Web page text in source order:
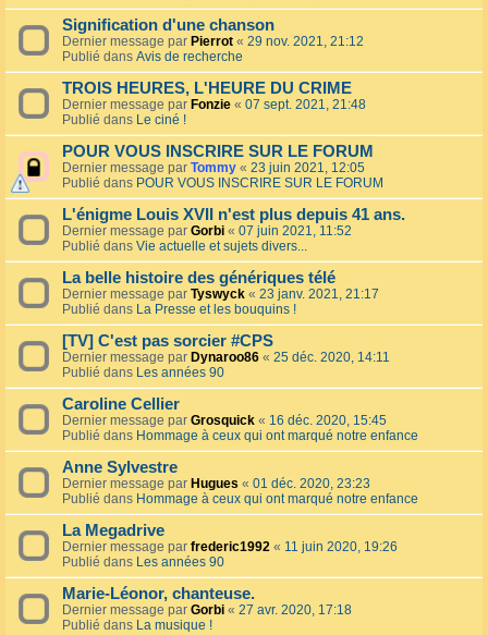
Signification d'une chanson
Dernier message par Pierrot « 29 nov. 2021, 21:12
Publié dans Avis de recherche
TROIS HEURES, L'HEURE DU CRIME
Dernier message par Fonzie « 07 sept. 2021, 21:48
Publié dans Le ciné !
POUR VOUS INSCRIRE SUR LE FORUM
Dernier message par Tommy « 23 juin 2021, 12:05
Publié dans POUR VOUS INSCRIRE SUR LE FORUM
L'énigme Louis XVII n'est plus depuis 41 ans.
Dernier message par Gorbi « 07 juin 2021, 11:52
Publié dans Vie actuelle et sujets divers...
La belle histoire des génériques télé
Dernier message par Tyswyck « 23 janv. 2021, 21:17
Publié dans La Presse et les bouquins !
[TV] C'est pas sorcier #CPS
Dernier message par Dynaroo86 « 25 déc. 2020, 14:11
Publié dans Les années 90
Caroline Cellier
Dernier message par Grosquick « 16 déc. 2020, 15:45
Publié dans Hommage à ceux qui ont marqué notre enfance
Anne Sylvestre
Dernier message par Hugues « 01 déc. 2020, 23:23
Publié dans Hommage à ceux qui ont marqué notre enfance
La Megadrive
Dernier message par frederic1992 « 11 juin 2020, 19:26
Publié dans Les années 90
Marie-Léonor, chanteuse.
Dernier message par Gorbi « 27 avr. 2020, 17:18
Publié dans La musique !